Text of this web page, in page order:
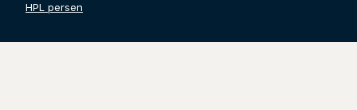
HPL persen